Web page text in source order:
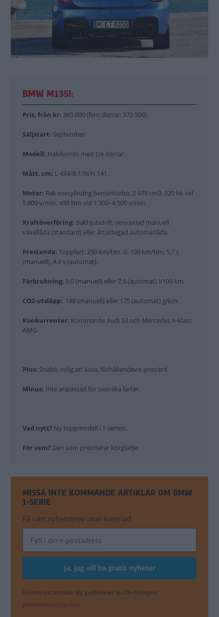
BMW M135I:
Pris, från kr: 365 000 (fem dörrar: 372 500).
Säljstart: September.
Modell: Halvkombi med tre dörrar.
Mått, cm: L 434/B 176/H 141.
Motor: Rak sexcylindrig bensinturbo, 2 979 cm3, 320 hk vid
5 800 v/min, 450 Nm vid 1 300–4 500 v/min.
Kraftöverföring: Bakhjulsdrift, sexväxlad manuell
växellåda (standard) eller åttastegad automatlåda.
Prestanda: Toppfart: 250 km/tim. 0–100 km/tim: 5,1 s
(manuell), 4,9 s (automat).
Förbrukning: 8,0 (manuell) eller 7,5 (automat) l/100 km.
CO2-utsläpp: 188 (manuell) eller 175 (automat) g/km.
Konkurrenter: Kommande Audi S3 och Mercedes A-klass
AMG.
Plus: Snabb, rolig att köra, förhållandevis prisvärd.
Minus: Inte anpassad för svenska farter.
Vad nytt? Ny toppmodell i 1-serien.
För vem? Den som prioriterar körglädje.
MISSA INTE KOMMANDE ARTIKLAR OM BMW
1-SERIE
Få vårt nyhetsbrev utan kostnad
Genom att anmäla dig godkänner du OK-förlagets
personuppgiftspolicy.